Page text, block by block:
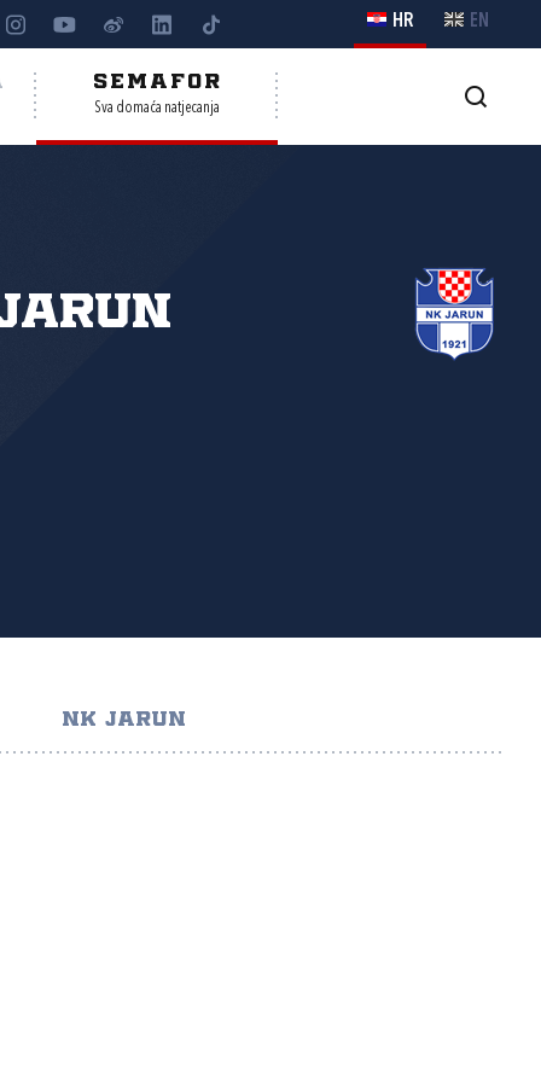
HR EN
SEMAFOR
Sva domaća natjecanja
NK JARUN